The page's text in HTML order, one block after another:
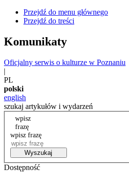
Przejdź do menu głównego
Przejdź do treści
Komunikaty
Oficjalny serwis o kulturze w Poznaniu
|
PL
polski
english
szukaj artykułów i wydarzeń
wpisz
frazę
wpisz frazę
Wyszukaj
Dostępność